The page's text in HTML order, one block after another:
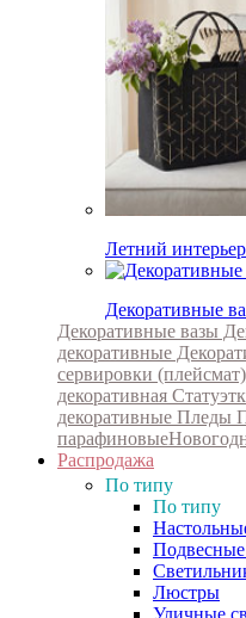
Летний
Декоративные
Декоративные вазы
декоративные
сервировки (плейсмат)
декоративная
декоративные Пледы
парафиновые
Распродажа
По типу
По типу
Подвесные
Люстры
Уличные